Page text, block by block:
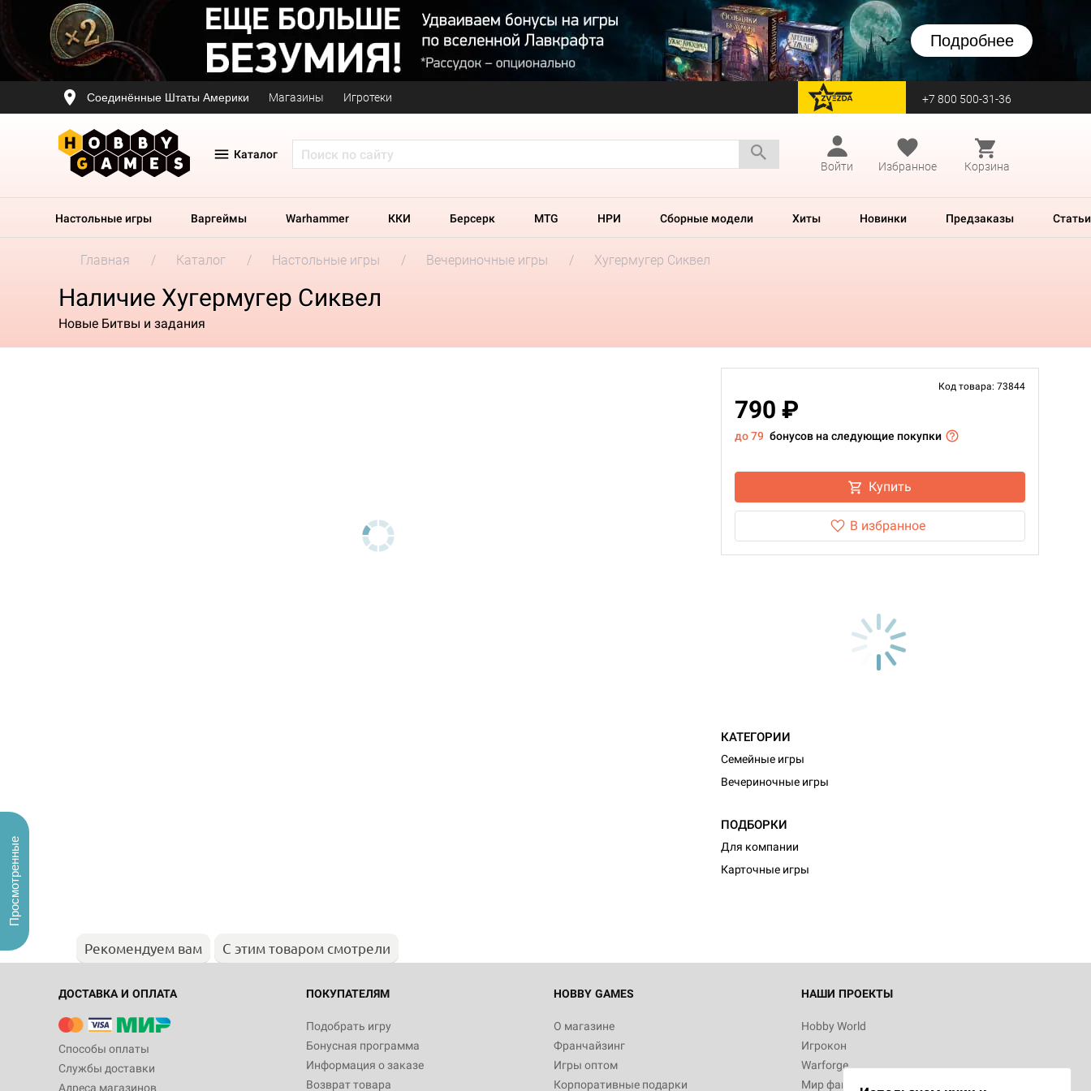
Подробнее
Соединённые Штаты Америки Магазины Игротеки перейти на Zvezda +7 800 500-31-36
Каталог
Войти
Избранное Корзина
Настольные игры Варгеймы Warhammer ККИ Берсерк MTG НРИ Сборные модели Хиты Новинки Предзаказы Статьи
Главная Каталог Настольные игры Вечериночные игры Хугермугер Сиквел
Наличие Хугермугер Сиквел
Новые Битвы и задания
Код товара: 73844
790 ₽
до 79 бонусов на следующие покупки
Купить
В избранное
КАТЕГОРИИ
Семейные игры
Вечериночные игры
ПОДБОРКИ
Для компании
Карточные игры
Рекомендуем вам С этим товаром смотрели
ДОСТАВКА И ОПЛАТА
Способы оплаты
Службы доставки
Адреса магазинов
ПОКУПАТЕЛЯМ
Подобрать игру
Бонусная программа
Информация о заказе
Возврат товара
HOBBY GAMES
О магазине
Франчайзинг
Игры оптом
Корпоративные подарки
НАШИ ПРОЕКТЫ
Hobby World
Игрокон
Warforge
Мир фантастики
Просмотренные
Настольная игра Hobby World Журнал
"Мир фантастики. Спецвыпуск: Братья
империи: Боевая тревога
799
Настольная игра Hobby World Сумерки
империи. Четвёртая редакция: Грозовой
Рубеж